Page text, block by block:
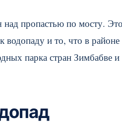
пропастью по мосту.
и то, что в районе
парка стран Зимбабве